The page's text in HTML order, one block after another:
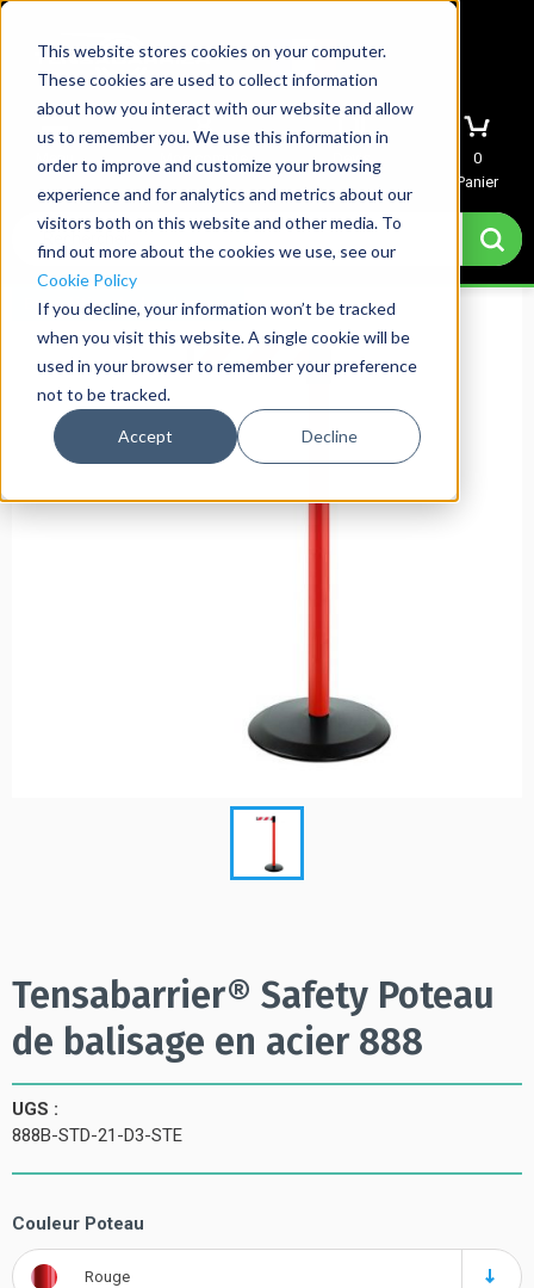
This website stores cookies on your computer.
These cookies are used to collect information
about how you interact with our website and allow
us to remember you. We use this information in
order to improve and customize your browsing
experience and for analytics and metrics about our
visitors both on this website and other media. To
find out more about the cookies we use, see our
Cookie Policy
If you decline, your information won’t be tracked
when you visit this website. A single cookie will be
used in your browser to remember your preference
not to be tracked.
Accept Decline
Menu Mon compte Devis
0
Panier
Expédition le lendemain
Tensabarrier® Safety Poteau
de balisage en acier 888
UGS :
888B-STD-21-D3-STE
Couleur Poteau
Rouge